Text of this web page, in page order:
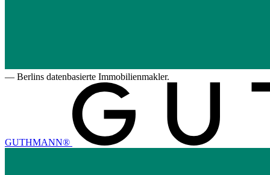
— Berlins datenbasierte Immobilienmakler.
GUTHMANN®